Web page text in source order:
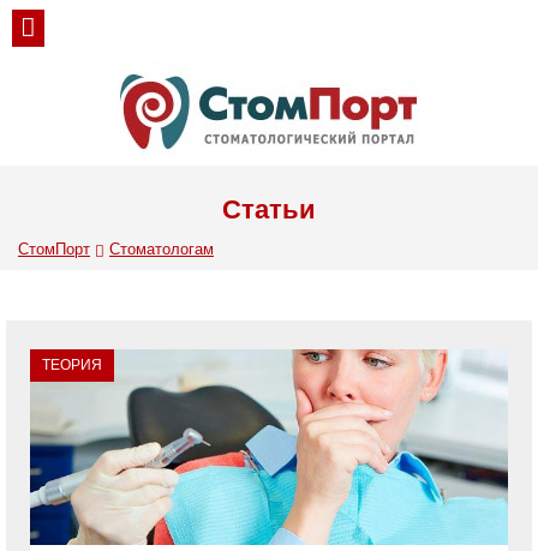
Статьи
СтомПорт Стоматологам
ТЕОРИЯ